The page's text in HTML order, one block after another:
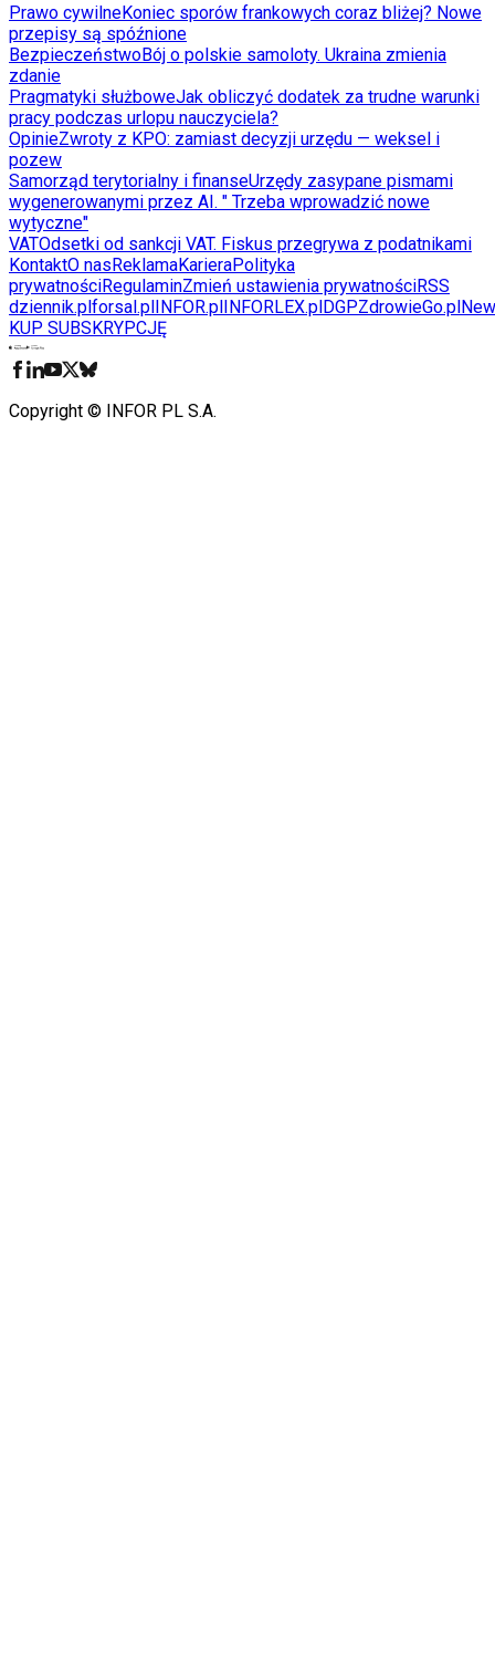
Prawo cywilneKoniec sporów frankowych coraz bliżej? Nowe
przepisy są spóźnione
BezpieczeństwoBój o polskie samoloty. Ukraina zmienia
zdanie
Pragmatyki służboweJak obliczyć dodatek za trudne warunki
pracy podczas urlopu nauczyciela?
OpinieZwroty z KPO: zamiast decyzji urzędu — weksel i
pozew
Samorząd terytorialny i finanseUrzędy zasypane pismami
wygenerowanymi przez AI. " Trzeba wprowadzić nowe
wytyczne"
VATOdsetki od sankcji VAT. Fiskus przegrywa z podatnikami
KontaktO nasReklamaKarieraPolityka
prywatnościRegulaminZmień ustawienia prywatnościRSS
dziennik.plforsal.plINFOR.plINFORLEX.plDGPZdrowieGo.pl
KUP SUBSKRYPCJĘ
Copyright © INFOR PL S.A.